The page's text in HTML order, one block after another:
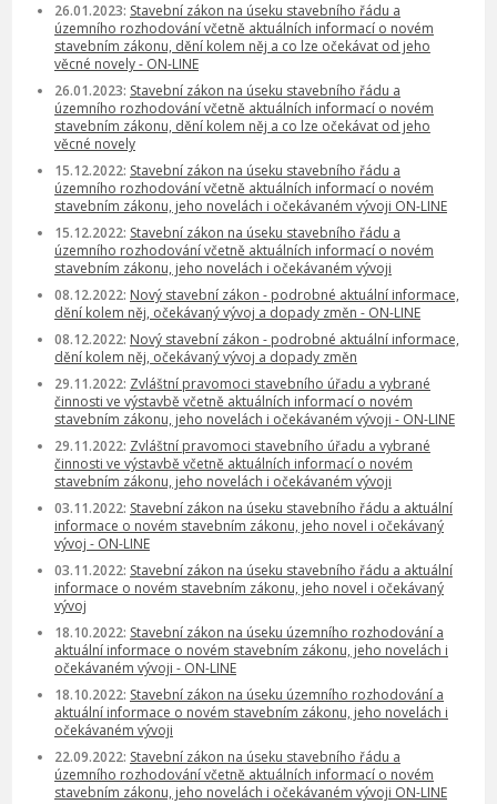
26.01.2023: Stavební zákon na úseku stavebního řádu a
územního rozhodování včetně aktuálních informací o novém
stavebním zákonu, dění kolem něj a co lze očekávat od jeho
věcné novely - ON-LINE
26.01.2023: Stavební zákon na úseku stavebního řádu a
územního rozhodování včetně aktuálních informací o novém
stavebním zákonu, dění kolem něj a co lze očekávat od jeho
věcné novely
15.12.2022: Stavební zákon na úseku stavebního řádu a
územního rozhodování včetně aktuálních informací o novém
stavebním zákonu, jeho novelách i očekávaném vývoji ON-LINE
15.12.2022: Stavební zákon na úseku stavebního řádu a
územního rozhodování včetně aktuálních informací o novém
stavebním zákonu, jeho novelách i očekávaném vývoji
08.12.2022: Nový stavební zákon - podrobné aktuální informace,
dění kolem něj, očekávaný vývoj a dopady změn - ON-LINE
08.12.2022: Nový stavební zákon - podrobné aktuální informace,
dění kolem něj, očekávaný vývoj a dopady změn
29.11.2022: Zvláštní pravomoci stavebního úřadu a vybrané
činnosti ve výstavbě včetně aktuálních informací o novém
stavebním zákonu, jeho novelách i očekávaném vývoji - ON-LINE
29.11.2022: Zvláštní pravomoci stavebního úřadu a vybrané
činnosti ve výstavbě včetně aktuálních informací o novém
stavebním zákonu, jeho novelách i očekávaném vývoji
03.11.2022: Stavební zákon na úseku stavebního řádu a aktuální
informace o novém stavebním zákonu, jeho novel i očekávaný
vývoj - ON-LINE
03.11.2022: Stavební zákon na úseku stavebního řádu a aktuální
informace o novém stavebním zákonu, jeho novel i očekávaný
vývoj
18.10.2022: Stavební zákon na úseku územního rozhodování a
aktuální informace o novém stavebním zákonu, jeho novelách i
očekávaném vývoji - ON-LINE
18.10.2022: Stavební zákon na úseku územního rozhodování a
aktuální informace o novém stavebním zákonu, jeho novelách i
očekávaném vývoji
22.09.2022: Stavební zákon na úseku stavebního řádu a
územního rozhodování včetně aktuálních informací o novém
stavebním zákonu, jeho novelách i očekávaném vývoji ON-LINE